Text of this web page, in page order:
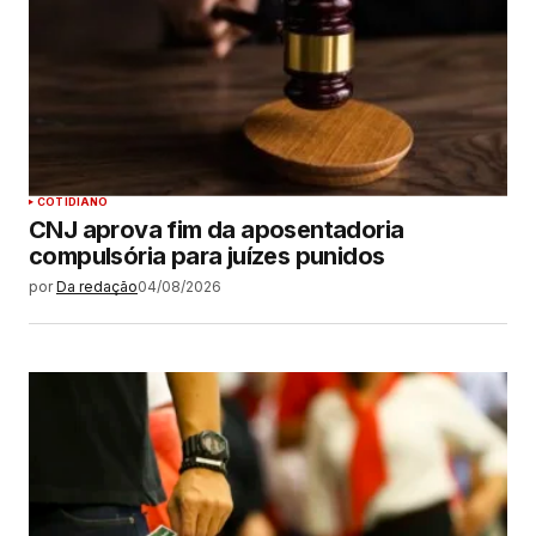
COTIDIANO
CNJ aprova fim da aposentadoria
compulsória para juízes punidos
por Da redação04/08/2026